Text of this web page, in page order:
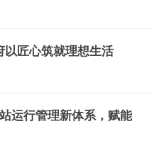
匠心筑就理想生活
运行管理新体系，赋能